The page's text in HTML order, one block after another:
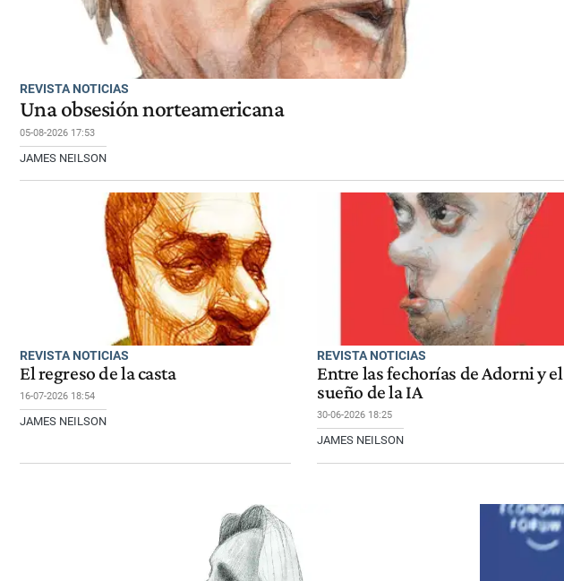
REVISTA NOTICIAS
Una obsesión norteamericana
05-08-2026 17:53
JAMES NEILSON
REVISTA NOTICIAS
El regreso de la casta
16-07-2026 18:54
JAMES NEILSON
REVISTA NOTICIAS
Entre las fechorías de Adorni y el
sueño de la IA
30-06-2026 18:25
JAMES NEILSON